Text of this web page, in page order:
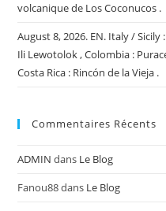
volcanique de Los Coconucos .
August 8, 2026. EN. Italy /
Ili Lewotolok , Colombia :
Costa Rica : Rincón de la Vieja .
Commentaires Récents
ADMIN dans Le Blog
Fanou88dans Le Blog